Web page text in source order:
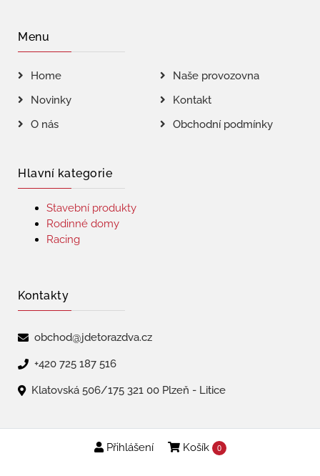
Přihlášení Košík 0
Menu
Home
Naše provozovna
Novinky
Kontakt
O nás
Obchodní podmínky
Hlavní kategorie
Stavební produkty
Rodinné domy
Racing
Kontakty
obchod@jdetorazdva.cz
+420 725 187 516
Klatovská 506/175 321 00 Plzeň - Litice
Copyright © 2026 | jdetorazdva